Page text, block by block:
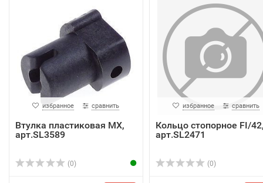
избранное сравнить
Втулка пластиковая MX,
арт.SL3589
(0)
избранное сравнить
Кольцо стопорное FI/
арт.SL2471
(0)